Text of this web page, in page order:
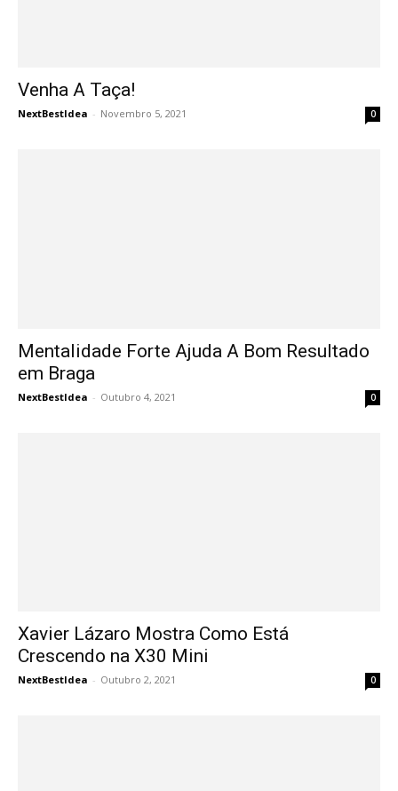
Venha A Taça!
NextBestIdea - Novembro 5, 2021 0
Mentalidade Forte Ajuda A Bom Resultado
em Braga
NextBestIdea - Outubro 4, 2021 0
Xavier Lázaro Mostra Como Está
Crescendo na X30 Mini
NextBestIdea - Outubro 2, 2021 0